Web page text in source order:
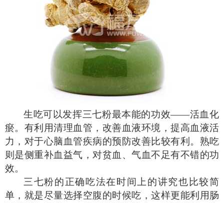
生吃可以发挥三七粉最本能的功效——活血化
瘀。有利用清理血管，改善血液环境，提高血液活
力，对于心脑血管疾病的预防改善比较有利。熟吃
则是侧重补血益气，对贫血、气血不足有不错的功
效。
三七粉的正确吃法在时间上的讲究也比较简
单，就是尽量选择空腹的时候吃，这样更能利用肠